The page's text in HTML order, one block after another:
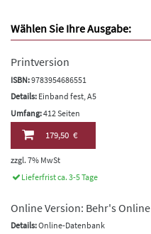
Wählen Sie Ihre Ausgabe:
Printversion
ISBN:9783954686551
Details: Einband fest, A5
Umfang:412 Seiten
179,50 €
zzgl. 7% MwSt
Lieferfrist ca. 3-5 Tage
Online Version: Behr's Online
Details:Online-Datenbank